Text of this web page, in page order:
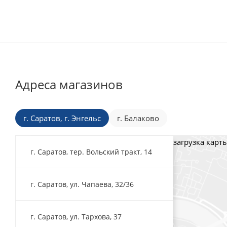
Адреса магазинов
г. Саратов, г. Энгельс г. Балаково
г. Саратов, тер. Вольский тракт, 14
г. Саратов, ул. Чапаева, 32/36
г. Саратов, ул. Тархова, 37
загрузка